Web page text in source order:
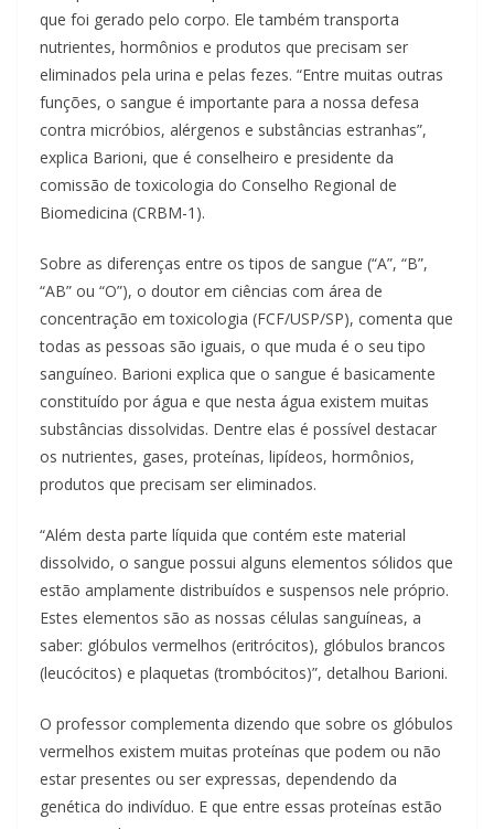
que foi gerado pelo corpo. Ele também transporta
nutrientes, hormônios e produtos que precisam ser
eliminados pela urina e pelas fezes. “Entre muitas outras
funções, o sangue é importante para a nossa defesa
contra micróbios, alérgenos e substâncias estranhas”,
explica Barioni, que é conselheiro e presidente da
comissão de toxicologia do Conselho Regional de
Biomedicina (CRBM-1).
Sobre as diferenças entre os tipos de sangue (“A”, “B”,
“AB” ou “O”), o doutor em ciências com área de
concentração em toxicologia (FCF/USP/SP), comenta que
todas as pessoas são iguais, o que muda é o seu tipo
sanguíneo. Barioni explica que o sangue é basicamente
constituído por água e que nesta água existem muitas
substâncias dissolvidas. Dentre elas é possível destacar
os nutrientes, gases, proteínas, lipídeos, hormônios,
produtos que precisam ser eliminados.
“Além desta parte líquida que contém este material
dissolvido, o sangue possui alguns elementos sólidos que
estão amplamente distribuídos e suspensos nele próprio.
Estes elementos são as nossas células sanguíneas, a
saber: glóbulos vermelhos (eritrócitos), glóbulos brancos
(leucócitos) e plaquetas (trombócitos)”, detalhou Barioni.
O professor complementa dizendo que sobre os glóbulos
vermelhos existem muitas proteínas que podem ou não
estar presentes ou ser expressas, dependendo da
genética do indivíduo. E que entre essas proteínas estão